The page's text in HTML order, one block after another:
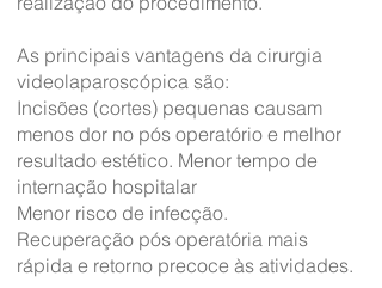
As principais vantagens da cirurgia
videolaparoscópica são:
Incisões (cortes) pequenas causam
menos dor no pós operatório e melhor
resultado estético. Menor tempo de
internação hospitalar
Menor risco de infecção.
Recuperação pós operatória mais
rápida e retorno precoce às atividades.